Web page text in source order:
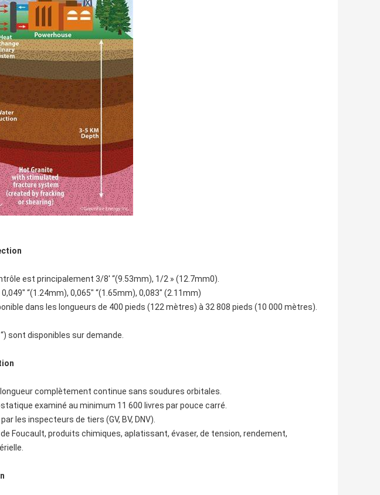
est principalement 3/8' “(9.53mm), 1/2 » (12.7mm0).
“(1.24mm), 0,065" “(1.65mm), 0,083" (2.11mm)
dans les longueurs de 400 pieds (122 mètres) à 32 808 pieds (10 000 mètres).
sont disponibles sur demande.
complètement continue sans soudures orbitales.
examiné au minimum 11 600 livres par pouce carré.
les inspecteurs de tiers (GV, BV, DNV).
Foucault, produits chimiques, aplatissant, évaser, de tension, rendement,